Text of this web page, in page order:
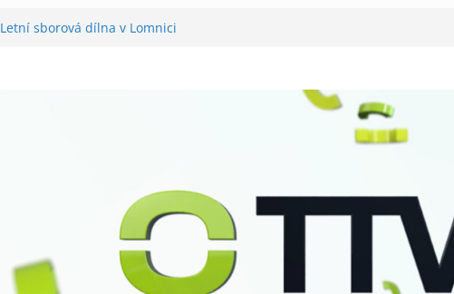
Letní sborová dílna v Lomnici